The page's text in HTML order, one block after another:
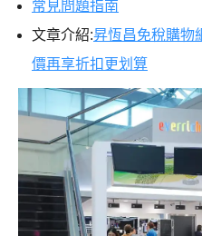
常見問題指南
文章介紹:昇恆昌免稅購物
價再享折扣更划算